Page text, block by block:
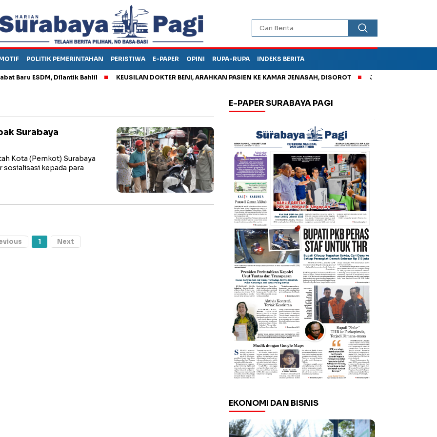
POLITIK PEMERINTAHAN PERISTIWA E-PAPER OPINI RUPA-RUPA INDEKS BERITA
ESDM, Dilantik Bahlil KEUSILAN DOKTER BENI, ARAHKAN PASIEN KE KAMAR JENASAH, DISOROT Jadi Otak Mark Up
Surabaya
Kota (Pemkot) Surabaya
sosialisasi kepada para
1 Next
E-PAPER SURABAYA PAGI
EKONOMI DAN BISNIS